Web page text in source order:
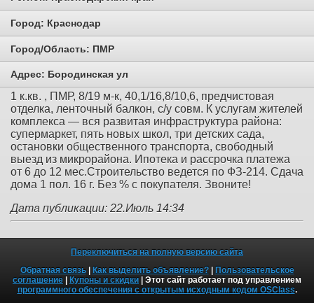
Город: Краснодар
Город/Область: ПМР
Адрес: Бородинская ул
1 к.кв. , ПМР, 8/19 м-к, 40,1/16,8/10,6, предчистовая
отделка, ленточный балкон, с/у совм. К услугам жителей
комплекса — вся развитая инфраструктура района:
супермаркет, пять новых школ, три детских сада,
остановки общественного транспорта, свободный
выезд из микрорайона. Ипотека и рассрочка платежа
от 6 до 12 мес.Строительство ведется по ФЗ-214. Сдача
дома 1 пол. 16 г. Без % с покупателя. Звоните!
Дата публикации: 22.Июль 14:34
Переключиться на полную версию сайта
Обратная связь| Как выделить объявление?| Пользовательское
соглашение | Купоны и скидки | Этот сайт работает под управлением
программного обеспечения с открытым исходным кодом OSClass.